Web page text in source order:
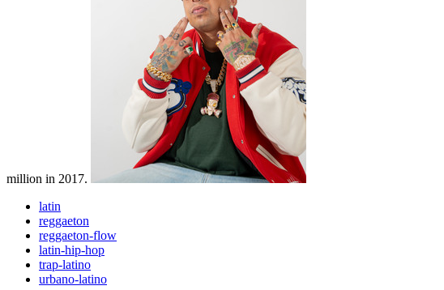
million in 2017.
latin
reggaeton
reggaeton-flow
latin-hip-hop
trap-latino
urbano-latino